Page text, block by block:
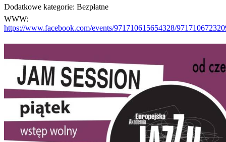
Dodatkowe kategorie: Bezpłatne
WWW:
https://www.facebook.com/events/971710615654328/